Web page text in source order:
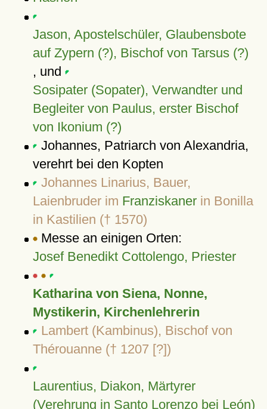
Jason, Apostelschüler, Glaubensbote
auf Zypern (?), Bischof von Tarsus (?)
, und
Sosipater (Sopater), Verwandter und
Begleiter von Paulus, erster Bischof
von Ikonium (?)
Johannes, Patriarch von Alexandria,
verehrt bei den Kopten
Johannes Linarius, Bauer,
Laienbruder im Franziskanerin Bonilla
in Kastilien († 1570)
Messe an einigen Orten:
Josef Benedikt Cottolengo, Priester
Katharina von Siena, Nonne,
Mystikerin, Kirchenlehrerin
Lambert (Kambinus), Bischof von
Thérouanne († 1207 [?])
Laurentius, Diakon, Märtyrer
(Verehrung in Santo Lorenzo bei León)